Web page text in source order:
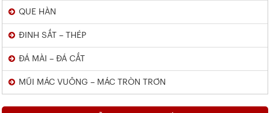
QUE HÀN
ĐINH SẮT – THÉP
ĐÁ MÀI – ĐÁ CẮT
MŨI MÁC VUÔNG – MÁC TRÒN TRƠN